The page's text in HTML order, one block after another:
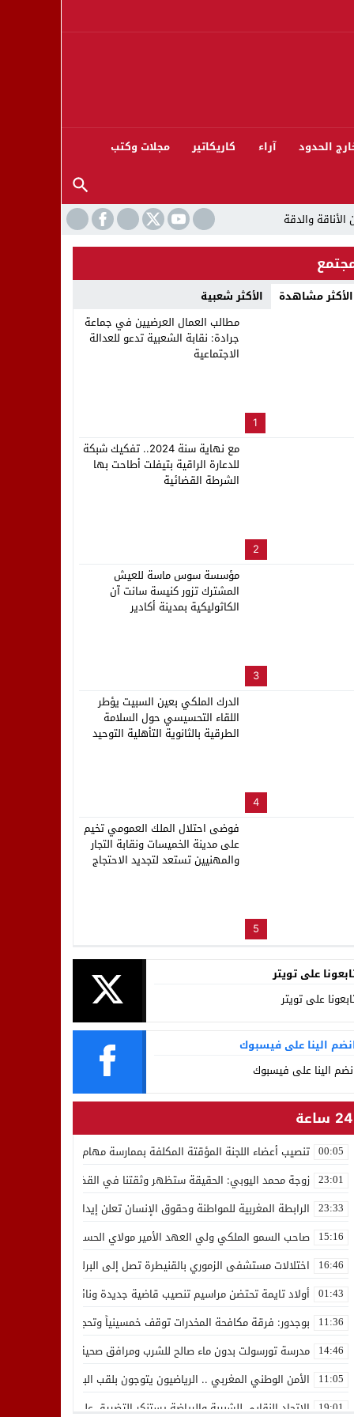
الحدود آراء كاريكاتير مجلات وكتب
13
بنزاهة النهائي
الأكثر مشاهدة الأكثر شعبية
1
مطالب العمال العرضيين في جماعة
جرادة: نقابة الشعبية تدعو للعدالة
الاجتماعية
2
مع نهاية سنة 2024.. تفكيك شبكة
للدعارة الراقية بتيفلت أطاحت بها
الشرطة القضائية
3
مؤسسة سوس ماسة للعيش
المشترك تزور كنيسة سانت آن
الكاثوليكية بمدينة أكادير
4
الدرك الملكي بعين السبيت يؤطر
اللقاء التحسيسي حول السلامة
الطرقية بالثانوية التأهلية التوحيد
5
فوضى احتلال الملك العمومي تخيم
على مدينة الخميسات ونقابة التجار
والمهنيين تستعد لتجديد الاحتجاج
على تويتر
على تويتر
الينا على فيسبوك
الينا على فيسبوك
24 ساعة
00:05 تنصيب أعضاء اللجنة المؤقتة المكلفة بممارسة مهام المجلس الوطني
23:01 زوجة محمد اليوبي: الحقيقة ستظهر وثقتنا في القضاء ثابتة
23:33 الرابطة المغربية للمواطنة وحقوق الإنسان تعلن إيداع رئيسها
15:16 صاحب السمو الملكي ولي العهد الأمير مولاي الحسن يدشن “برج
16:46 اختلالات مستشفى الزموري بالقنيطرة تصل إلى البرلمان واستقالة
01:43 أولاد تايمة تحتضن مراسيم تنصيب قاضية جديدة ونائب لوكيل الملك
11:36 بوجدور: فرقة مكافحة المخدرات توقف خمسينياً وتحجز 10 كيلوغرامات من الشيرا
14:46 مدرسة تورسولت بدون ماء صالح للشرب ومرافق صحية في وضعية
11:05 الأمن الوطني المغربي .. الرياضيون يتوجون بلقب البطولة العربية
19:01 الاتحاد النقابي للشبيبة والرياضة يستنكر التضييق على الموظفين